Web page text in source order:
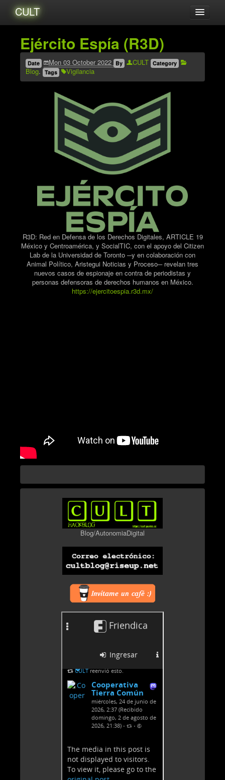
CULT
Amigxs
Audio
Blog
Catalogo
Ejército Espía (R3D)
Date Mon 03 October 2022 By CULT Category
Blog. Tags Vigilancia
R3D: Red en Defensa de los Derechos Digitales, ARTICLE 19
México y Centroamérica, y SocialTIC, con el apoyo del Citizen
Lab de la Universidad de Toronto ─y en colaboración con
Animal Político, Aristegui Noticias y Proceso─ revelan tres
nuevos casos de espionaje en contra de periodistas y
personas defensoras de derechos humanos en México.
https://ejercitoespia.r3d.mx/
Blog/AutonomiaDigital